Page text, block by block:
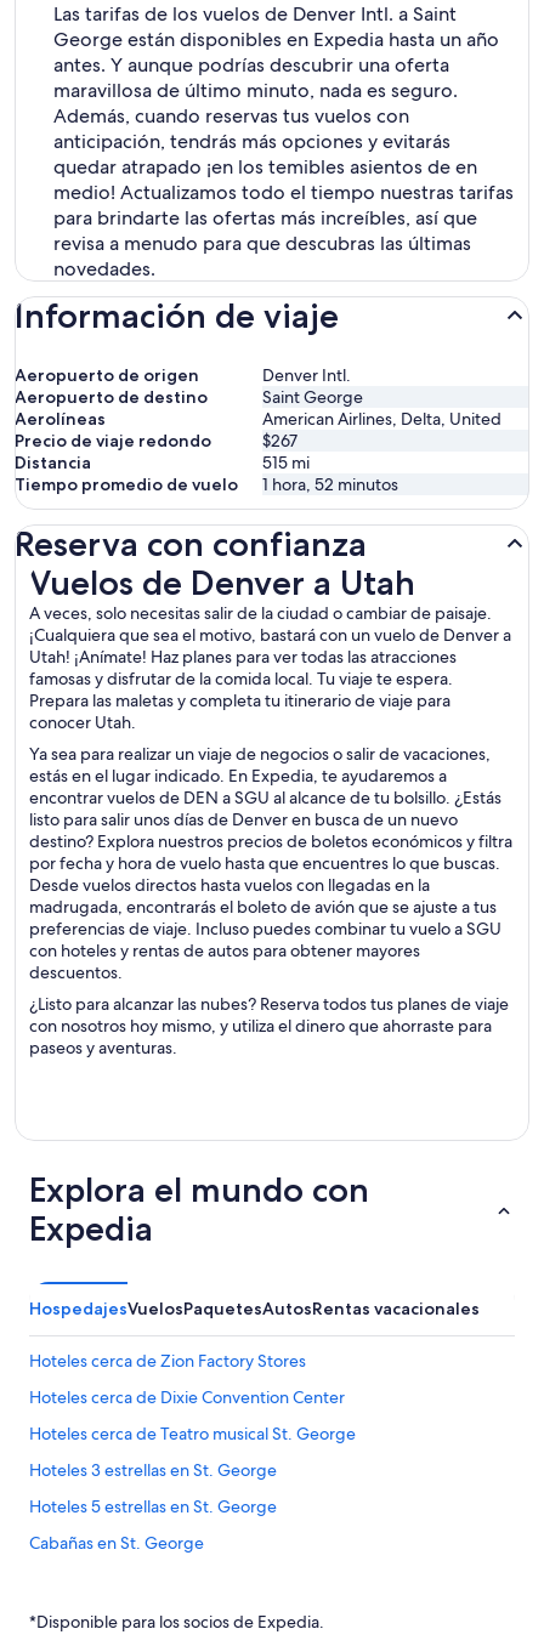
Las tarifas de los vuelos de Denver Intl. a Saint
George están disponibles en Expedia hasta un año
antes. Y aunque podrías descubrir una oferta
maravillosa de último minuto, nada es seguro.
Además, cuando reservas tus vuelos con
anticipación, tendrás más opciones y evitarás
quedar atrapado ¡en los temibles asientos de en
medio! Actualizamos todo el tiempo nuestras tarifas
para brindarte las ofertas más increíbles, así que
revisa a menudo para que descubras las últimas
novedades.
Información de viaje
Aeropuerto de origen
Denver Intl.
Aeropuerto de destino
Saint George
Aerolíneas
American Airlines, Delta, United
Precio de viaje redondo
$267
Distancia
515 mi
Tiempo promedio de vuelo
1 hora, 52 minutos
Reserva con confianza
Vuelos de Denver a Utah
A veces, solo necesitas salir de la ciudad o cambiar de paisaje.
¡Cualquiera que sea el motivo, bastará con un vuelo de Denver a
Utah! ¡Anímate! Haz planes para ver todas las atracciones
famosas y disfrutar de la comida local. Tu viaje te espera.
Prepara las maletas y completa tu itinerario de viaje para
conocer Utah.
Ya sea para realizar un viaje de negocios o salir de vacaciones,
estás en el lugar indicado. En Expedia, te ayudaremos a
encontrar vuelos de DEN a SGU al alcance de tu bolsillo. ¿Estás
listo para salir unos días de Denver en busca de un nuevo
destino? Explora nuestros precios de boletos económicos y filtra
por fecha y hora de vuelo hasta que encuentres lo que buscas.
Desde vuelos directos hasta vuelos con llegadas en la
madrugada, encontrarás el boleto de avión que se ajuste a tus
preferencias de viaje. Incluso puedes combinar tu vuelo a SGU
con hoteles y rentas de autos para obtener mayores
descuentos.
¿Listo para alcanzar las nubes? Reserva todos tus planes de viaje
con nosotros hoy mismo, y utiliza el dinero que ahorraste para
paseos y aventuras.
Vuelos de Denver a Utah
Explora el mundo con
Expedia
HospedajesVuelosPaquetesAutosRentas vacacionales
Hoteles cerca de Zion Factory Stores
Hoteles cerca de Dixie Convention Center
Hoteles cerca de Teatro musical St. George
Hoteles 3 estrellas en St. George
Hoteles 5 estrellas en St. George
Cabañas en St. George
Casas vacacionales en St. George
*Disponible para los socios de Expedia.